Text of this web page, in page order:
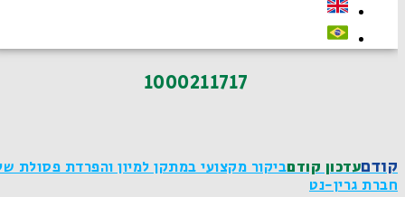
1000211717
קודםעדכון קודםביקור מקצועי במתקן למיון והפרדת פסולת של
חברת גרין-נט